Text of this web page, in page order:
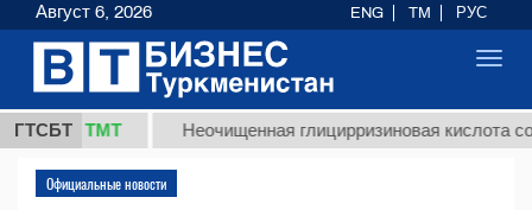
ГТСБТ
ТМТ Неочищенная глицирризиновая кислота
Официальные новости
Август 6, 2026 ENG TM РУС